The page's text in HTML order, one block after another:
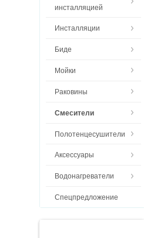
инсталляцией
Инсталляции
Биде
Мойки
Раковины
Смесители
Полотенцесушители
Аксессуары
Водонагреватели
Спецпредложение